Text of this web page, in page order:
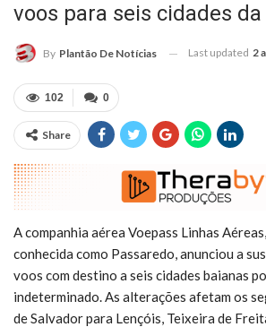
voos para seis cidades da
By Plantão De Notícias Last updated 2
0
102
Share
A companhia aérea Voepass Linhas
conhecida como Passaredo, anunciou a
voos com destino a seis cidades baianas
indeterminado. As alterações afetam os
de Salvador para Lençóis, Teixeira de